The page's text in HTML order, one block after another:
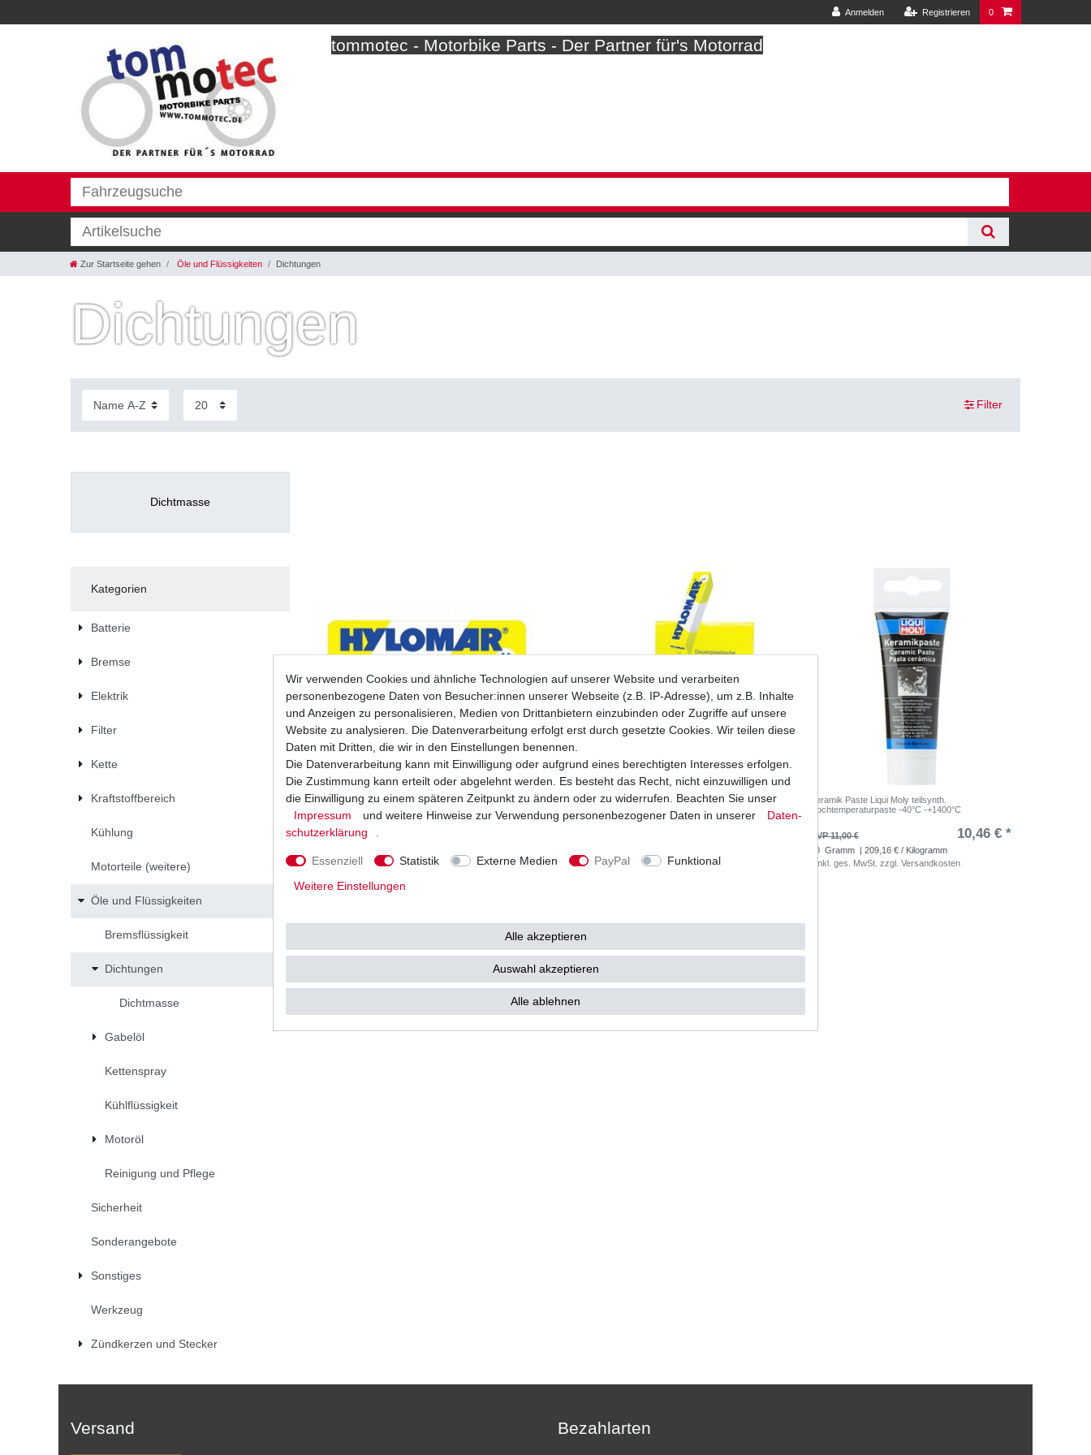
Anmelden Registrieren 0
tommotec - Motorbike Parts - Der Partner für's Motorrad
Zur Startseite gehen Öle und Flüssigkeiten Dichtungen
Dichtungen
Filter
Dichtmasse
Kategorien
Batterie
Bremse
Elektrik
Filter
Kette
Kraftstoffbereich
Kühlung
Motorteile (weitere)
Öle und Flüssigkeiten
Bremsflüssigkeit
Dichtungen
Dichtmasse
Gabelöl
Kettenspray
Kühlflüssigkeit
Motoröl
Reinigung und Pflege
Sicherheit
Sonderangebote
Sonstiges
Werkzeug
Zündkerzen und Stecker
Dichtmasse Hylomar M 40ml Universaldichtung
Dichtungsmasse
7,88 € *
*inkl. ges. MwSt.zzgl.Versandkosten
Dichtmasse Hylomar M 80ml Universaldichtung
Dichtungsmasse
*
inkl. ges. MwSt. zzgl. Versandkosten
Keramik Paste Liqui Moly teilsynth.
Hochtemperaturpaste -40°C -+1400°C
UVP 11,00 € 10,46 € *
50 Gramm
| 209,16 € / Kilogramm
inkl. ges. MwSt. zzgl.Versandkosten
Versand Bezahlarten
Wir verwenden Cookies und ähnliche Technologien auf unserer Website und verarbeiten
personenbezogene Daten von Besucher:innen unserer Webseite (z.B. IP-Adresse), um z.B. Inhalte
und Anzeigen zu personalisieren, Medien von Drittanbietern einzubinden oder Zugriffe auf unsere
Website zu analysieren. Die Datenverarbeitung erfolgt erst durch gesetzte Cookies. Wir teilen diese
Daten mit Dritten, die wir in den Einstellungen benennen.
Die Datenverarbeitung kann mit Einwilligung oder aufgrund eines berechtigten Interesses erfolgen.
Die Zustimmung kann erteilt oder abgelehnt werden. Es besteht das Recht, nicht einzuwilligen und
die Einwilligung zu einem späteren Zeitpunkt zu ändern oder zu widerrufen. Beachten Sie unser
Impressum
und weitere Hinweise zur Verwendung personenbezogener Daten in unserer
Daten­
schutz­erklärung
Essenziell Statistik Externe Medien PayPal
Funktional
Weitere Einstellungen
Alle akzeptieren
Auswahl akzeptieren
Alle ablehnen